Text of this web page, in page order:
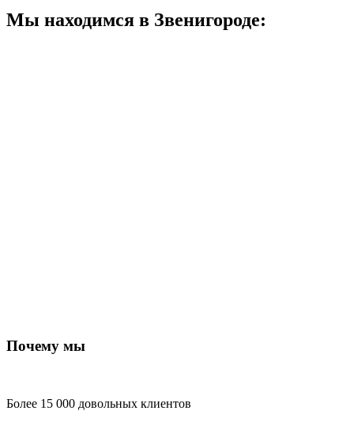
Мы находимся в Звенигороде:
Почему мы
Более 15 000 довольных клиентов